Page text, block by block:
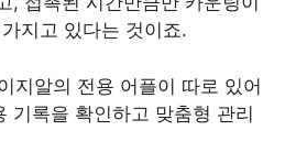
지고 있다는 것이죠.
지알의 전용 어플이 따로 있어
기록을 확인하고 맞춤형 관리